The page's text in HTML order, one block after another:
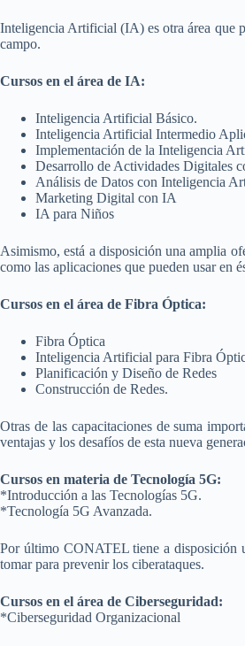
Inteligencia Artificial (IA) es otra área que
campo.
Cursos en el área de IA:
Inteligencia Artificial Básico.
Inteligencia Artificial Intermedio
Implementación de la Inteligencia
Desarrollo de Actividades Digitales
Análisis de Datos con Inteligencia
Marketing Digital con IA
IA para Niños
Asimismo, está a disposición una amplia
como las aplicaciones que pueden usar en
Cursos en el área de Fibra Óptica:
Fibra Óptica
Inteligencia Artificial para Fibra
Planificación y Diseño de Redes
Construcción de Redes.
Otras de las capacitaciones de suma
ventajas y los desafíos de esta nueva
Cursos en materia de Tecnología 5G:
*Introducción a las Tecnologías 5G.
*Tecnología 5G Avanzada.
Por último CONATEL tiene a disposición
tomar para prevenir los ciberataques.
Cursos en el área de Ciberseguridad:
*Ciberseguridad Organizacional